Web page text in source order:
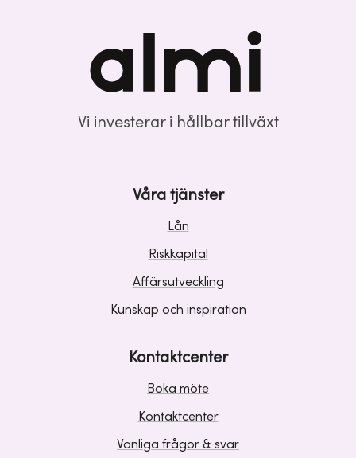
Vi investerar i hållbar tillväxt
Våra tjänster
Lån
Riskkapital
Affärsutveckling
Kunskap och inspiration
Kontaktcenter
Boka möte
Kontaktcenter
Vanliga frågor & svar